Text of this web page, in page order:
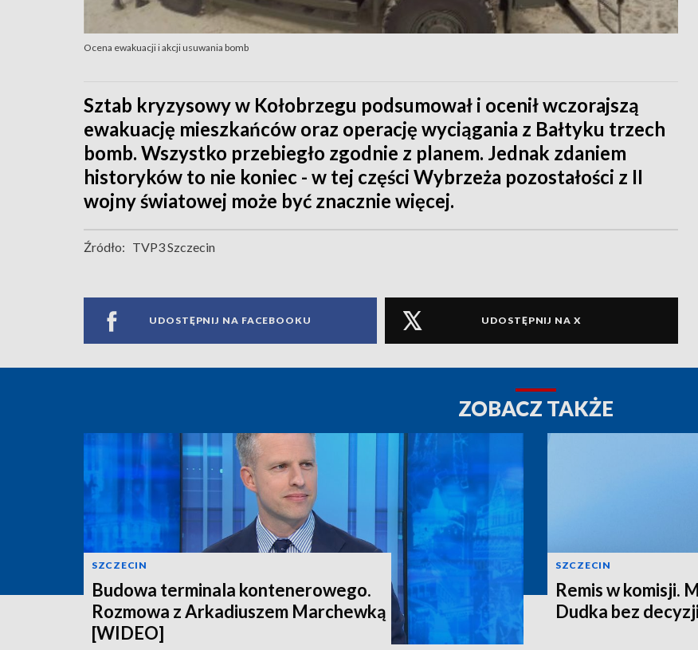
Ocena ewakuacji i akcji usuwania bomb
Sztab kryzysowy w Kołobrzegu podsumował i ocenił wczorajszą
ewakuację mieszkańców oraz operację wyciągania z Bałtyku trzech
bomb. Wszystko przebiegło zgodnie z planem. Jednak zdaniem
historyków to nie koniec - w tej części Wybrzeża pozostałości z II
wojny światowej może być znacznie więcej.
Źródło: TVP3 Szczecin
UDOSTĘPNIJ NA FACEBOOKU UDOSTĘPNIJ NA X
ZOBACZ TAKŻE
SZCZECIN
Budowa terminala kontenerowego.
Rozmowa z Arkadiuszem Marchewką
[WIDEO]
SZCZECIN
Remis w komisji.
Dudka bez decyzji